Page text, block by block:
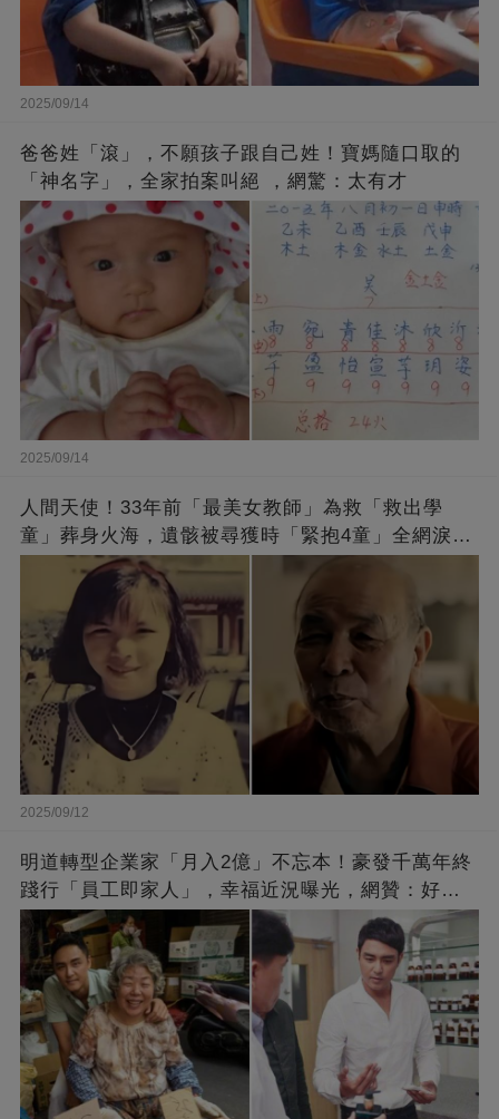
2025/09/14
爸爸姓「滾」，不願孩子跟自己姓！寶媽隨口取的
「神名字」，全家拍案叫絕 ，網驚：太有才
2025/09/14
人間天使！33年前「最美女教師」為救「救出學
童」葬身火海，遺骸被尋獲時「緊抱4童」全網淚
崩：真正的英雄不該被遺忘
2025/09/12
明道轉型企業家「月入2億」不忘本！豪發千萬年終
踐行「員工即家人」，幸福近況曝光，網贊：好老
闆的福報